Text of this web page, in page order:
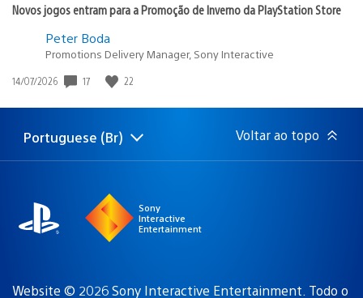
Novos jogos entram para a Promoção de Inverno da PlayStation Store
Peter Boda
Promotions Delivery Manager, Sony Interactive
Data
publicação:
14/07/2026 17 22
Selecione
Região
Portuguese (Br) Voltar ao topo
Sony
Interactive
Entertainment
Website © 2026 Sony Interactive Entertainment. Todo o